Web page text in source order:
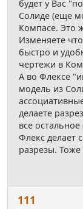
будет у Вас
Солиде (еще
Компасе. Это
Изменяете
быстро и
чертежи в
А во Флексе
модель из
делаете
все
Флекс делает
разрезы.
111